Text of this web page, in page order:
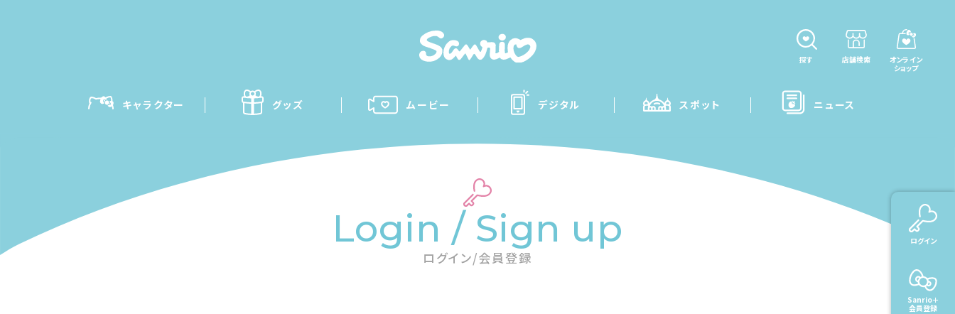
ログイン
Sanrio＋
会員登録
探す 店舗検索
オンライン
ショップ
キャラクター グッズ ムービー デジタル スポット ニュース
Login / Sign up
ログイン/会員登録